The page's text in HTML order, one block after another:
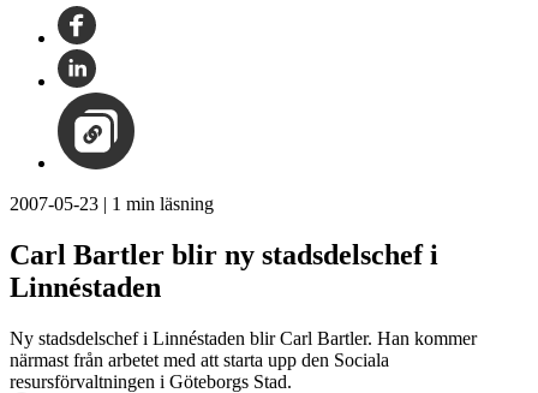
2007-05-23 | 1 min läsning
Carl Bartler blir ny stadsdelschef i
Linnéstaden
Ny stadsdelschef i Linnéstaden blir Carl Bartler. Han kommer
närmast från arbetet med att starta upp den Sociala
resursförvaltningen i Göteborgs Stad.